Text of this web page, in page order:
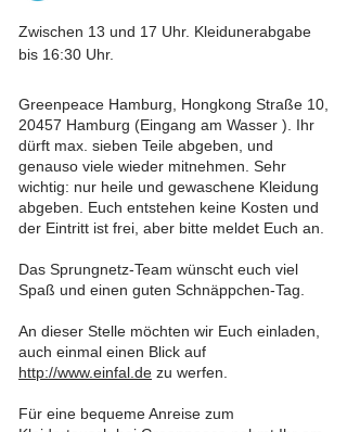
Zwischen 13 und 17 Uhr. Kleidunerabgabe
bis 16:30 Uhr.
Greenpeace Hamburg, Hongkong Straße 10,
20457 Hamburg (Eingang am Wasser ). Ihr
dürft max. sieben Teile abgeben, und
genauso viele wieder mitnehmen. Sehr
wichtig: nur heile und gewaschene Kleidung
abgeben. Euch entstehen keine Kosten und
der Eintritt ist frei, aber bitte meldet Euch an.
Das Sprungnetz-Team wünscht euch viel
Spaß und einen guten Schnäppchen-Tag.
An dieser Stelle möchten wir Euch einladen,
auch einmal einen Blick auf
http://www.einfal.de zu werfen.
Für eine bequeme Anreise zum